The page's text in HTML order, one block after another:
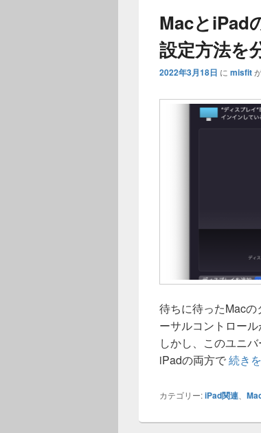
MacとiPad
設定方法を
2022年3月18日 に misfit
待ちに待ったMac
ーサルコントロー
しかし、このユニ
iPadの両方で続き
カテゴリー:iPad関連